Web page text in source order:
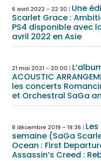
6 avril 2022 - 22:30
Une
Scarlet Grace :
PS4 disponible avec
avril 2022 en Asie
21 mai 2021 - 20:00
ACOUSTIC
les concerts
et Orchestral SaGa
8 décembre 2019 - 19:36
semaine (SaGa
Ocean : First
Assassin’s Creed :